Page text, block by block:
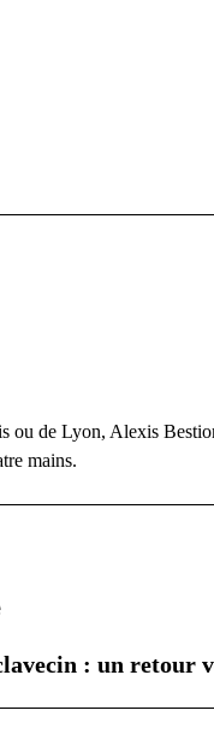
ou de Lyon, Alexis
mains.
: un retour